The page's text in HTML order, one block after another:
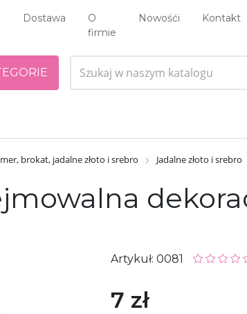
Dostawa
O
firmie
Nowośći Kontakt
brokat, jadalne złoto i srebro Jadalne złoto i srebro
Artykuł: 0081
7 zł